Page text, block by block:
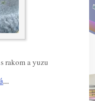
rakom a yuzu
…